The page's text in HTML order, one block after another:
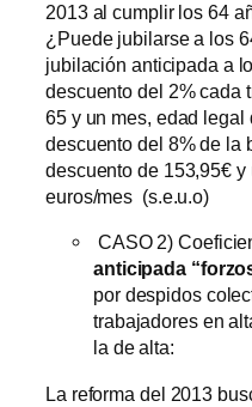
2013 al cumplir los 64
¿Puede jubilarse a los
jubilación anticipada a
descuento del 2% cada
65 y un mes, edad
descuento del 8% de la
descuento de 153,95€
euros/mes (s.e.u.o)
CASO 2)
anticipada
por despidos
trabajadores en
la de alta:
La reforma del 2013